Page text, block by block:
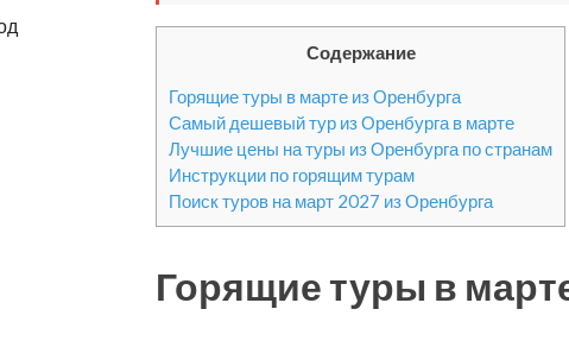
Содержание
Горящие туры в марте из Оренбурга
Самый дешевый тур из Оренбурга в марте
Лучшие цены на туры из Оренбурга по странам
Инструкции по горящим турам
Поиск туров на март 2027 из Оренбурга
Горящие туры в